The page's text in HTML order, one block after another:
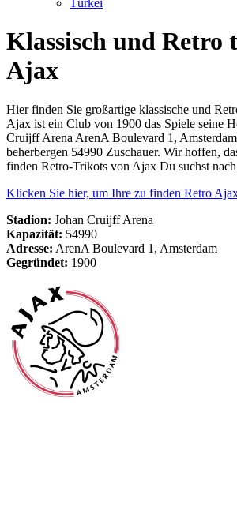
Türkei
Klassisch und Retro
Ajax
Hier finden Sie großartige klassische und
Ajax ist ein Club von 1900 das Spiele seine
Cruijff Arena ArenA Boulevard 1,
beherbergen 54990 Zuschauer. Wir hoffen,
finden Retro-Trikots von Ajax Du suchst
Klicken Sie hier, um Ihre zu finden Retro
Stadion: Johan Cruijff Arena
Kapazität: 54990
Adresse: ArenA Boulevard 1, Amsterdam
Gegründet: 1900